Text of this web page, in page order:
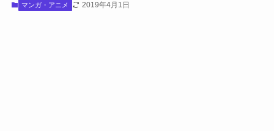
マンガ・アニメ 2019年4月1日